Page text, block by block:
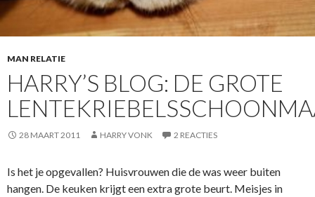
MAN RELATIE
HARRY’S BLOG: DE GROTE
28 MAART 2011 HARRY VONK 2 REACTIES
Is het je opgevallen? Huisvrouwen die de was weer buiten
hangen. De keuken krijgt een extra grote beurt. Meisjes in